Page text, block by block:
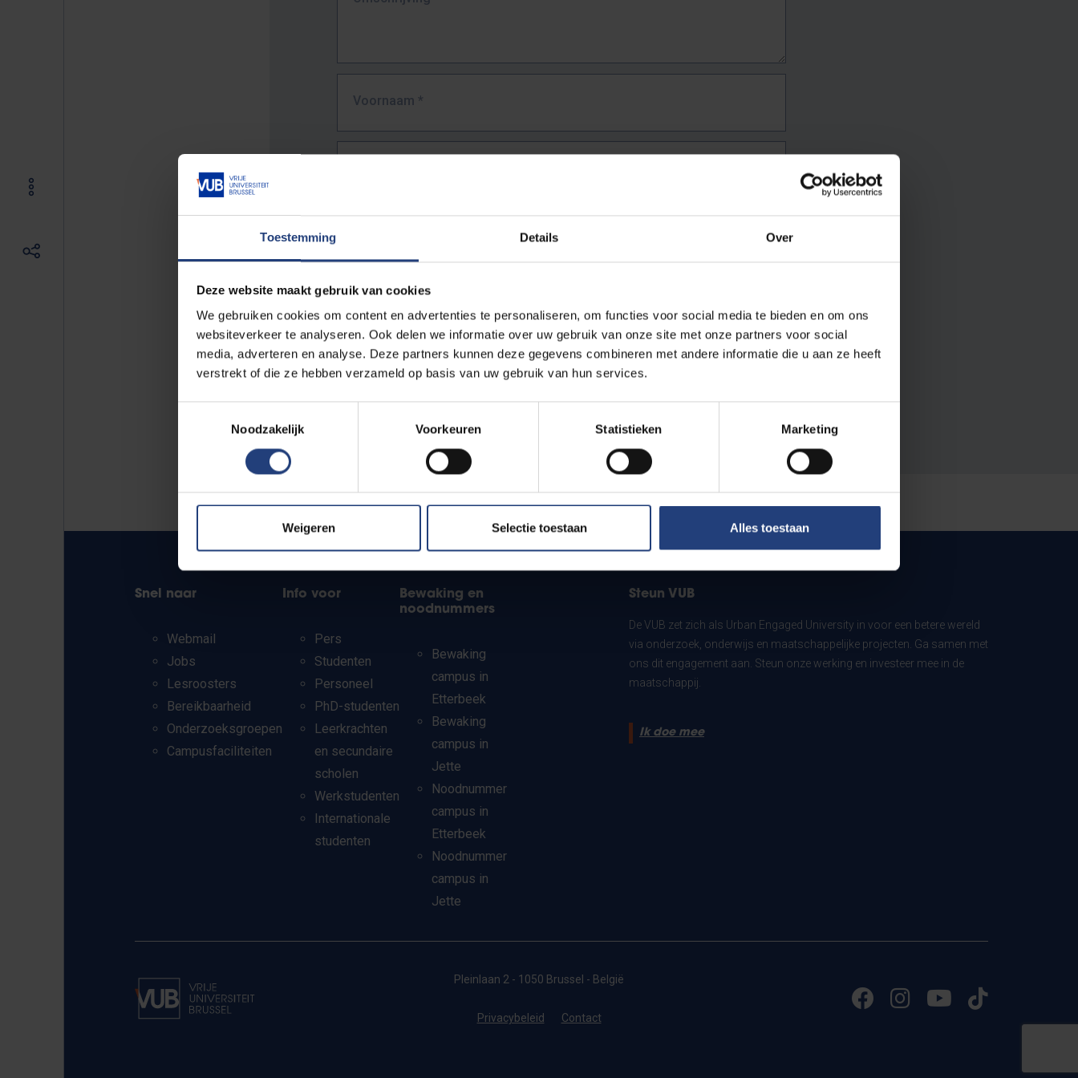
Toestemming Details Over
Deze website maakt gebruik van cookies
We gebruiken cookies om content en advertenties te personaliseren, om functies voor social media te bieden en om ons
websiteverkeer te analyseren. Ook delen we informatie over uw gebruik van onze site met onze partners voor social
media, adverteren en analyse. Deze partners kunnen deze gegevens combineren met andere informatie die u aan ze heeft
verstrekt of die ze hebben verzameld op basis van uw gebruik van hun services.
Noodzakelijk
Voorkeuren Statistieken Marketing
Weigeren Selectie toestaan Alles toestaan
Voornaam *
URL*
De volledige URL van de pagina waar je de fout zag.
Bv. https://www.vub.be/nl/studeren-aan-de-vub/alle-opleidingen
Snel naar
Webmail
Jobs
Lesroosters
Bereikbaarheid
Onderzoeksgroepen
Campusfaciliteiten
Info voor
Pers
Studenten
Personeel
PhD-studenten
Leerkrachten
en secundaire
scholen
Werkstudenten
Internationale
studenten
Bewaking en
noodnummers
Bewaking
campus in
Etterbeek
Bewaking
campus in
Jette
Noodnummer
campus in
Etterbeek
Noodnummer
campus in
Jette
Steun VUB
De VUB zet zich als Urban Engaged University in voor een betere wereld
via onderzoek, onderwijs en maatschappelijke projecten. Ga samen met
ons dit engagement aan. Steun onze werking en investeer mee in de
maatschappij.
Ik doe mee
Pleinlaan 2 - 1050 Brussel - België
Privacybeleid Contact